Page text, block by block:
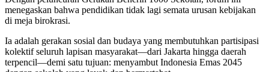
menegaskan bahwa pendidikan tidak lagi semata urusan kebijakan
di meja birokrasi.
Ia adalah gerakan sosial dan budaya yang membutuhkan partisipasi
kolektif seluruh lapisan masyarakat—dari Jakarta hingga daerah
terpencil—demi satu tujuan: menyambut Indonesia Emas 2045